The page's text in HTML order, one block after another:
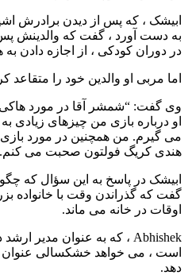
ابیشک ، که پس از دیدن برادرش
به دست آورد ، گفت که
در دوران کودکی ، از اجازه دادن
اما مربی او والدین خود را متقاعد
وی گفت: “شمشر آقا در مورد هاکی
او درباره بازی من چیزهای زیادی
می گیرم. من همچنین در مورد بازی
هندی کریگ فولتون صحبت می
ابیشک در پاسخ به این سؤال که
گفت که گذراندن وقت با خانواده
اوقات در خانه می ماند.
دهد.